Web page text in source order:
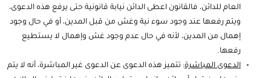
العام للدائن، فالقانون اعطى الدائن نيابة قانونية حتى يرفع هذه الدعوى،
ويتم رفعها عند وجود سوء نية وغش من قبل المدين، أو في حال وجود
إهمال من المدين، لأنه في حال عدم وجود غش وإهمال لا يستطيع
رفعها.
الدعوى المباشرة: تتميز هذه الدعوى عن الدعوى غير المباشرة، أنه لا يتم